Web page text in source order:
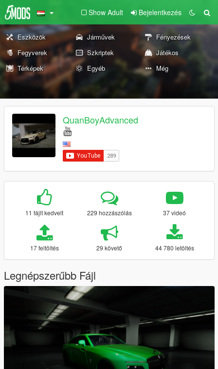
Show Adult Bejelentkezés
Eszközök Járművek
Fényezések
Fegyverek
Szkriptek
Játékos
Térképek
Egyéb Még
QuanBoyAdvanced
11 fájlt kedvelt 229 hozzászólás 37 videó
17 feltöltés 29 követő 44 780 letöltés
Legnépszerűbb Fájl